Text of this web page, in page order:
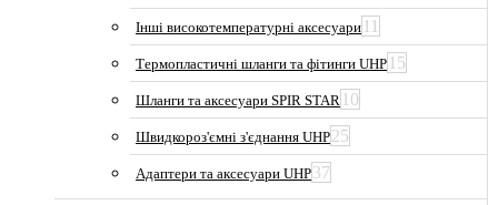
Інші високотемпературні аксесуари 11
Термопластичні шланги та фітинги UHP 15
Шланги та аксесуари SPIR STAR 10
Швидкороз'ємні з'єднання UHP25
Адаптери та аксесуари UHP37